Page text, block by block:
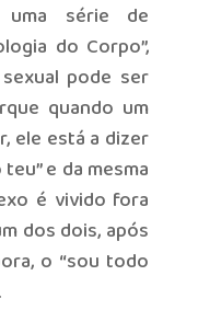
série de
do Corpo”,
pode ser
quando um
ele está a dizer
e da mesma
é vivido fora
dos dois, após
o “sou todo